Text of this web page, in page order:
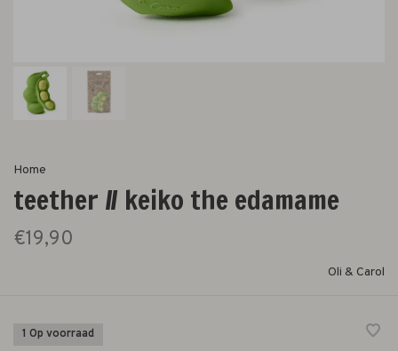
Home
teether // keiko the edamame
€19,90
Oli & Carol
1 Op voorraad